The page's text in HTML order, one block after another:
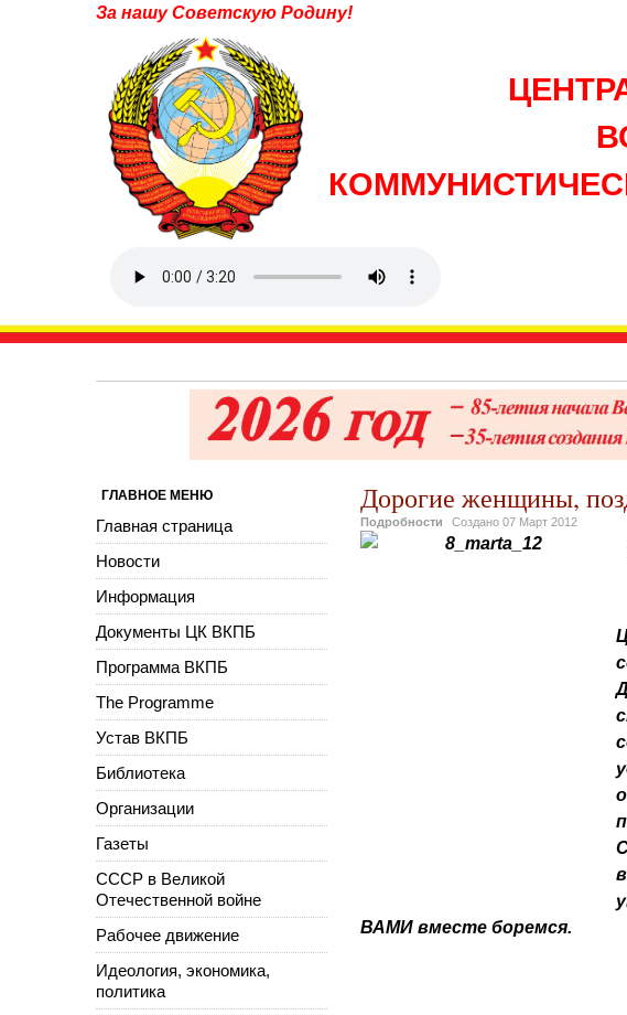
За нашу Советскую Родину!
Дорогие женщины,
Подробности Создано 07 Март 2012
ВАМИ вместе боремся.
ГЛАВНОЕ МЕНЮ
Главная страница
Новости
Информация
Документы ЦК ВКПБ
Программа ВКПБ
The Programme
Устав ВКПБ
Библиотека
Организации
Газеты
СССР в Великой
Отечественной войне
Рабочее движение
Идеология, экономика,
политика